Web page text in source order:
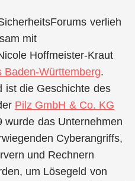
verlieh
mit
Hoffmeister-Kraut
Baden-Württemberg.
ist die Geschichte des
Pilz GmbH & Co. KG
wurde das Unternehmen
Cyberangriffs,
und Rechnern
um Lösegeld von